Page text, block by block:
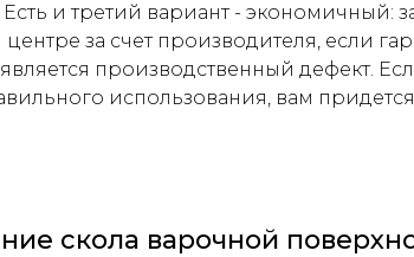
Есть и третий вариант - экономичный:
за счет производителя, если
производственный дефект.
использования, вам
скола варочной